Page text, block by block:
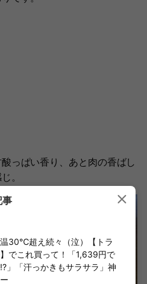
っぱい香り、あと肉の香ばし
。
事
30℃超え続々（泣）【トラ
でこれ買って！「1,639円で
」「汗っかきもサラサラ」神